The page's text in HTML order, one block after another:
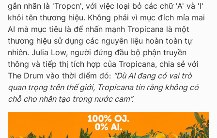
gắn nhãn là 'Tropcn', với việc loại bỏ các chữ 'A' và 'I'
khỏi tên thương hiệu. Không phải vì mục đích mỉa mai
AI mà mục tiêu là để nhấn mạnh Tropicana là một
thương hiệu sử dụng các nguyên liệu hoàn toàn tự
nhiên. Julia Low, người đứng đầu bộ phận truyền
thông và tiếp thị tích hợp của Tropicana, chia sẻ với
The Drum vào thời điểm đó: “Dù AI đang có vai trò
quan trọng trên thế giới, Tropicana tin rằng không có
chỗ cho nhân tạo trong nước cam”.